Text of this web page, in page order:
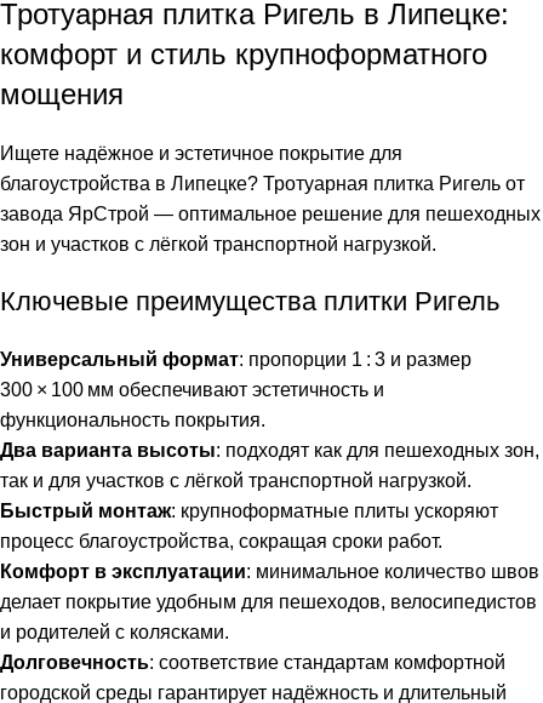
Тротуарная плитка Ригель в Липецке:
комфорт и стиль крупноформатного
мощения
Ищете надёжное и эстетичное покрытие для
благоустройства в Липецке? Тротуарная плитка Ригель от
завода ЯрСтрой — оптимальное решение для пешеходных
зон и участков с лёгкой транспортной нагрузкой.
Ключевые преимущества плитки Ригель
Универсальный формат: пропорции 1 : 3 и размер
300 × 100 мм обеспечивают эстетичность и
функциональность покрытия.
Два варианта высоты: подходят как для пешеходных зон,
так и для участков с лёгкой транспортной нагрузкой.
Быстрый монтаж: крупноформатные плиты ускоряют
процесс благоустройства, сокращая сроки работ.
Комфорт в эксплуатации: минимальное количество швов
делает покрытие удобным для пешеходов, велосипедистов
и родителей с колясками.
Долговечность: соответствие стандартам комфортной
городской среды гарантирует надёжность и длительный